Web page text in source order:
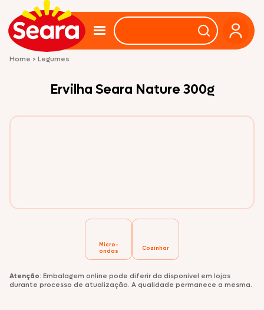
Home > Legumes
Ervilha Seara Nature 300g
Micro-
ondas
Cozinhar
Atenção: Embalagem online pode diferir da disponível em lojas
durante processo de atualização. A qualidade permanece a mesma.